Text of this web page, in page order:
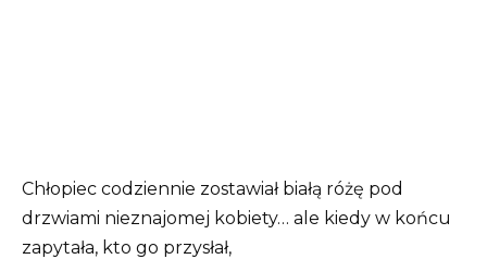
Chłopiec codziennie zostawiał białą różę pod
drzwiami nieznajomej kobiety… ale kiedy w końcu
zapytała, kto go przysłał,